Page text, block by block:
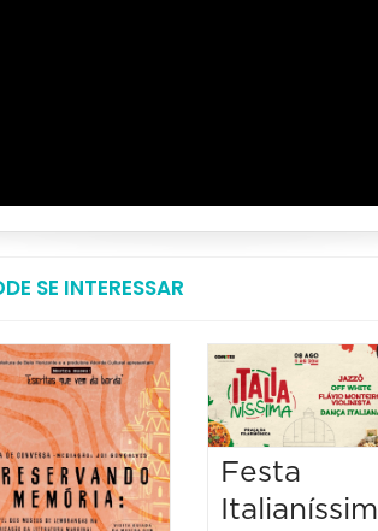
SE INTERESSAR
Festa
Italianíssim